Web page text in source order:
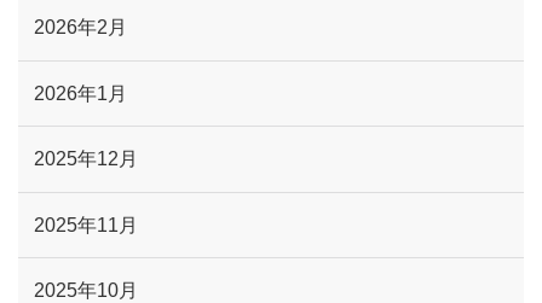
2026年2月
2026年1月
2025年12月
2025年11月
2025年10月